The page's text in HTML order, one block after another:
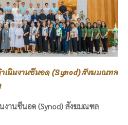
ำเนินงานซีนอด (Synod) สังฆมณฑล
งานซีนอด (Synod) สังฆมณฑล